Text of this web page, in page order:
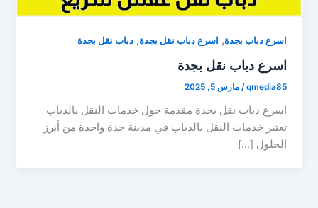
اسرع دباب بجدة, اسرع دباب نقل بجدة,دباب نقل بجدة
اسرع دباب نقل بجدة
qmedia85
/مارس 5, 2025
اسرع دباب نقل بجدة مقدمة حول خدمات النقل بالدباب
تعتبر خدمات النقل بالدباب في مدينة جدة واحدة من أبرز
الحلول […]